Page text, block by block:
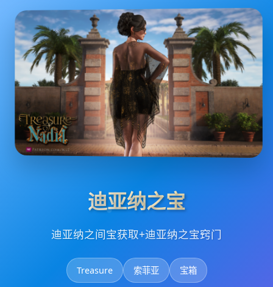
迪亚纳之宝
迪亚纳之间宝获取+迪亚纳之宝窍门
Treasure 索菲亚 宝箱